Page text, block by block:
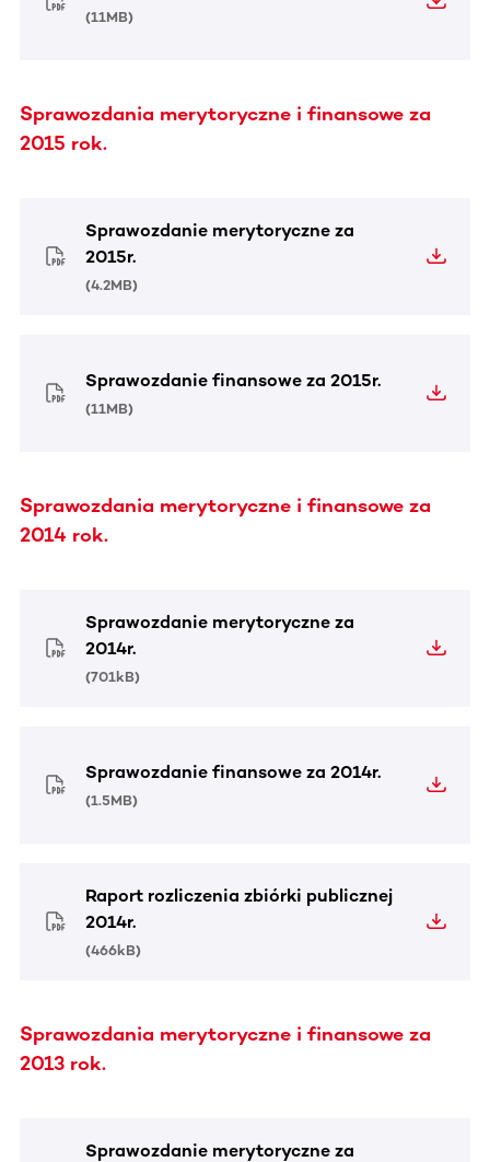
(11MB)
Sprawozdania merytoryczne i finansowe za
2015 rok.
Sprawozdanie merytoryczne za
2015r.
(4.2MB)
Sprawozdanie finansowe za 2015r.
(11MB)
Sprawozdania merytoryczne i finansowe za
2014 rok.
Sprawozdanie merytoryczne za
2014r.
(701kB)
Sprawozdanie finansowe za 2014r.
(1.5MB)
Raport rozliczenia zbiórki publicznej
2014r.
(466kB)
Sprawozdania merytoryczne i finansowe za
2013 rok.
Sprawozdanie merytoryczne za